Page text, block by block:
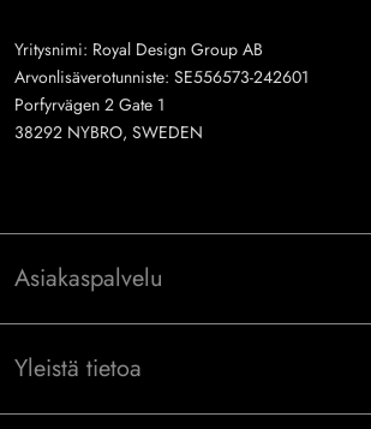
Yritysnimi: Royal Design Group AB
Arvonlisäverotunniste: SE556573-242601
Porfyrvägen 2 Gate 1
38292 NYBRO, SWEDEN
Asiakaspalvelu
Yleistä tietoa